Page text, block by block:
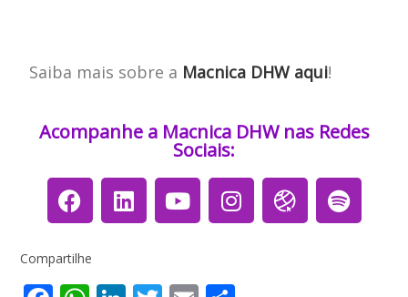
Saiba mais sobre a Macnica DHW aqui!
Acompanhe a Macnica DHW nas Redes
Sociais:​​​
Compartilhe